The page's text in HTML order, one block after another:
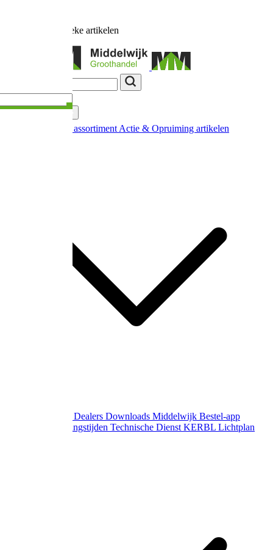
unieke artikelen
Nieuw in ons assortiment Actie & Opruiming artikelen
Dealers Downloads Middelwijk Bestel-app
Gewijzigde openingstijden Technische Dienst KERBL Lichtplan